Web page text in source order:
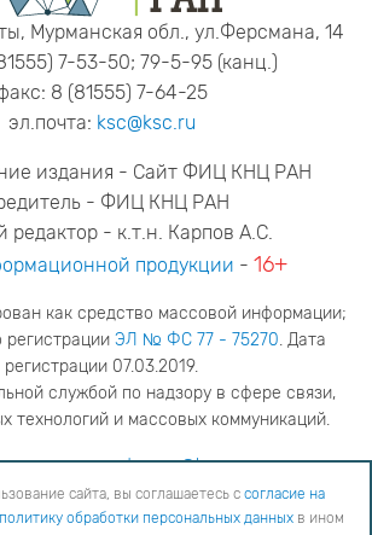
Мурманская обл., ул.Ферсмана, 14
7-53-50; 79-5-95 (канц.)
8 (81555) 7-64-25
эл.почта: ksc@ksc.ru
издания - Сайт ФИЦ КНЦ РАН
- ФИЦ КНЦ РАН
редактор - к.т.н. Карпов А.С.
продукции - 16+
как средство массовой информации;
регистрации ЭЛ № ФС 77 - 75270. Дата
регистрации 07.03.2019.
службой по надзору в сфере связи,
технологий и массовых коммуникаций.
редакцииya.stogova@ksc.ru
редакции81555-79-516
сайта, вы соглашаетесь с согласие на
политику обработки персональных данных в ином